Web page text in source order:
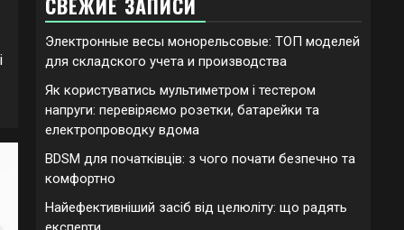
Электронные весы монорельсовые: ТОП моделей
для складского учета и производства
Як користуватись мультиметром і тестером
напруги: перевіряємо розетки, батарейки та
електропроводку вдома
BDSM для початківців: з чого почати безпечно та
комфортно
Найефективніший засіб від целюліту: що радять